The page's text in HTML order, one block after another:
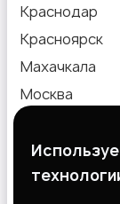
Краснодар
Красноярск
Махачкала
Москва
Новосибирск
Омск